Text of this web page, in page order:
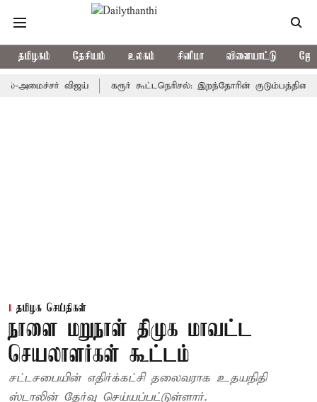
தமிழகம் தேசியம் உலகம் சினிமா விளையாட்டு
விஜய் கரூர் கூட்டநெரிசல்: இறந்தோரின் குடும்பத்தினருக்கு
தமிழக செய்திகள்
நாளை மறுநாள் திமுக மாவட்ட
செயலாளர்கள் கூட்டம்
சட்டசபையின் எதிர்க்கட்சி தலைவராக உதயநிதி
ஸ்டாலின் தேர்வு செய்யப்பட்டுள்ளார்.